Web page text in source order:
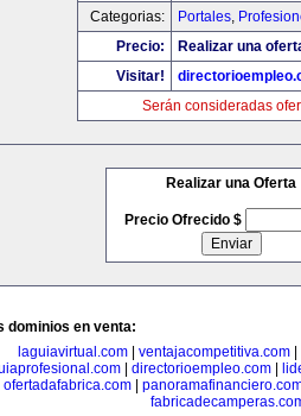
Categorias:
Portales,
Precio:
Realizar una
Visitar!
Serán consideradas
Realizar una Oferta
Precio Ofrecido $
dominios en venta:
laguiavirtual.com
ventajacompetitiva.com
| directorioempleo.com|
ofertadafabrica.com|